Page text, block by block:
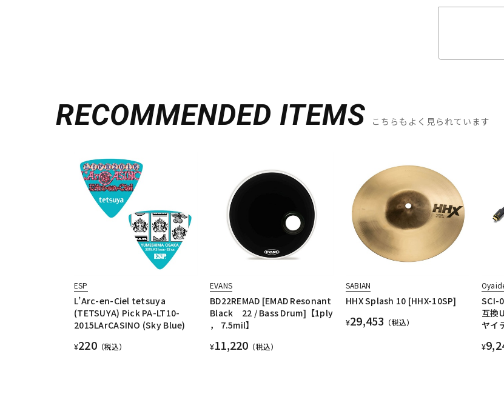
RECOMMENDED ITEMS こちらもよく見られています
ESP
L’Arc-en-Ciel tetsuya
(TETSUYA) Pick PA-LT10-
2015LArCASINO (Sky Blue)
¥220（税込）
EVANS
BD22REMAD [EMAD Resonant
Black 22 / Bass Drum]【1ply
， 7.5mil】
¥11,220 （税込）
SABIAN
HHX Splash 10 [HHX-10SP]
¥29,453 （税込）
SCI-
互換
ヤイ
¥